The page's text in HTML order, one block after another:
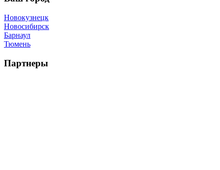
Новокузнецк
Новосибирск
Барнаул
Тюмень
Партнеры